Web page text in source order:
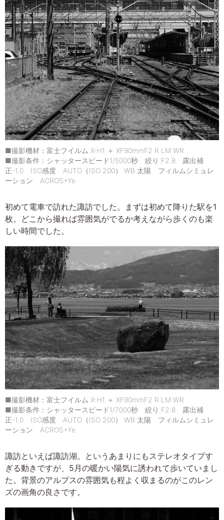
■撮影機材：富士フイルム X-H1 ＋ XF90mmF2 R LM WR
■撮影条件：シャッタースピード1/5000秒 絞り F2.8 露出補
正-1.0 ISO感度 AUTO（ISO 200） WB 太陽 フィルムシミュレ
ーション ACROS+Ye
初めて電車で訪れた諏訪でした。まずは初めて降りた駅を1
枚。どこから撮れば雰囲気がでるか考えながら歩くのも楽
しい時間でした。
■撮影機材：富士フイルム X-H1 ＋ XF90mmF2 R LM WR
■撮影条件：シャッタースピード1/7000秒 絞り F2.8 露出補
正-1.0 ISO感度 AUTO（ISO 200） WB 太陽 フィルムシミュレ
ーション ACROS+Ye
諏訪といえば諏訪湖。というあまりにもステレオタイプす
ぎる動きですが、5月の暖かい陽気に誘われて歩いていまし
た。背景のアルプスの雰囲気も程よく収まるのがこのレン
ズの画角の良さです。